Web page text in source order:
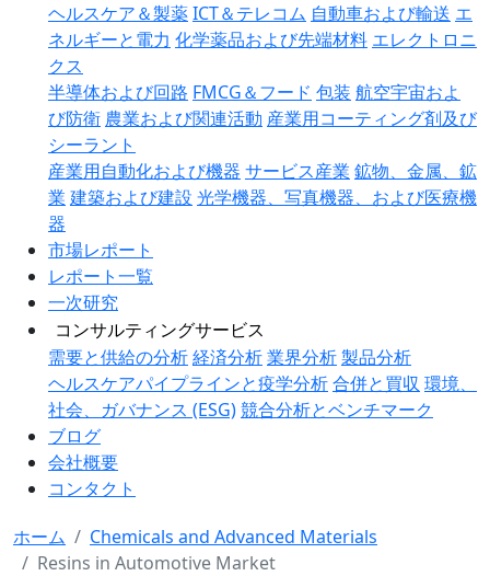
ヘルスケア＆製薬ICT＆テレコム 自動車および輸送 エ
ネルギーと電力 化学薬品および先端材料 エレクトロニ
クス
半導体および回路 FMCG＆フード 包装 航空宇宙およ
び防衛 農業および関連活動 産業用コーティング剤及び
シーラント
産業用自動化および機器 サービス産業 鉱物、金属、鉱
業 建築および建設 光学機器、写真機器、および医療機
器
市場レポート
レポート一覧
一次研究
コンサルティングサービス
需要と供給の分析経済分析業界分析製品分析
ヘルスケアパイプラインと疫学分析合併と買収 環境、
社会、ガバナンス (ESG)競合分析とベンチマーク
ブログ
会社概要
コンタクト
ホーム
Chemicals and Advanced Materials
Resins in Automotive Market